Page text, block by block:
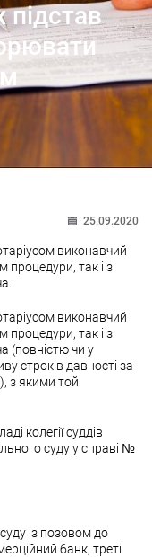
підстав
25.09.2020
виконавчий
процедури, так і з
виконавчий
процедури, так і з
(повністю чи у
строків давності за
з якими той
колегії суддів
суду у справі №
із позовом до
банк, треті